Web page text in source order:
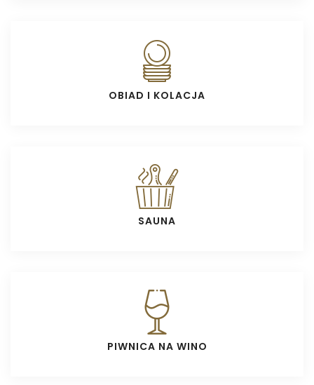
OBIAD I KOLACJA
SAUNA
PIWNICA NA WINO